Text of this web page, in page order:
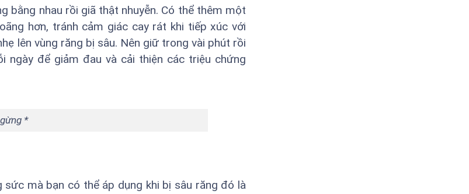
bằng nhau rồi giã thật nhuyễn. Có thể thêm một
hơn, tránh cảm giác cay rát khi tiếp xúc với
lên vùng răng bị sâu. Nên giữ trong vài phút rồi
ngày để giảm đau và cải thiện các triệu chứng
*
mà bạn có thể áp dụng khi bị sâu răng đó là